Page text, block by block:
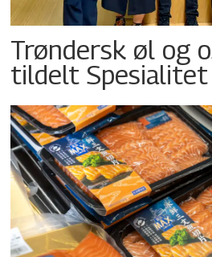
Trøndersk øl og
tildelt Spesialitet